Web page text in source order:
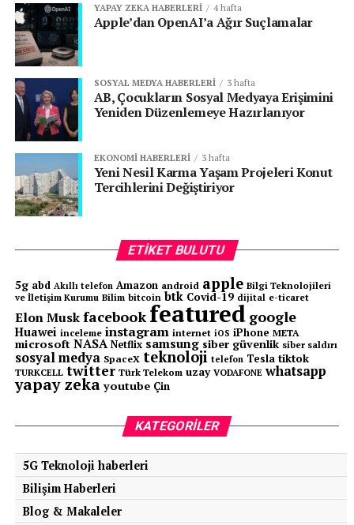
YAPAY ZEKA HABERLERI 4 hafta
Apple’dan OpenAI’a Ağır Suçlamalar
SOSYAL MEDYA HABERLERI 3 hafta
AB, Çocukların Sosyal Medyaya Erişimini
Yeniden Düzenlemeye Hazırlanıyor
EKONOMI HABERLERI 3 hafta
Yeni Nesil Karma Yaşam Projeleri Konut
Tercihlerini Değiştiriyor
ETIKET BULUTU
5g abd Akıllı telefon Amazon android apple Bilgi Teknolojileri
ve İletişim Kurumu Bilim bitcoin btk Covid-19 dijital e-ticaret
Elon Muskfacebook featured google
Huawei inceleme instagram internet iOS iPhone META
microsoft NASA Netflix samsung siber güvenlik siber saldırı
sosyal medya SpaceX teknoloji telefon Tesla tiktok
TURKCELL twitter Türk Telekom uzay VODAFONE whatsapp
yapay zeka youtube Çin
KATEGORILER
5G Teknoloji haberleri
Bilişim Haberleri
Blog & Makaleler